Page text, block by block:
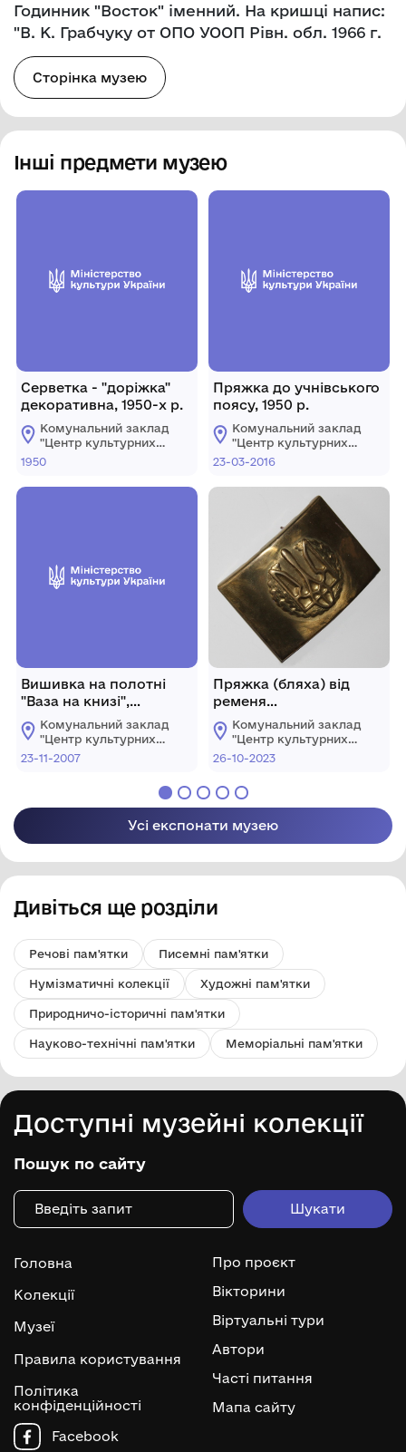
Годинник "Восток" іменний. На кришці напис:
"В. К. Грабчуку от ОПО УООП Рівн. обл. 1966 г.
Сторінка музею
Інші предмети музею
Серветка - "доріжка"
декоративна, 1950-х р.
Комунальний заклад
"Центр культурних
послуг"
міської ради
1950
Вишивка на полотні
"Ваза на книзі",
середина ХХ ст.
Комунальний заклад
"Центр культурних
послуг"
23-11-2007
Пряжка до учнівського
поясу, 1950 р.
Комунальний заклад
"Центр культурних
послуг"
міської ради
23-03-2016
Пряжка (бляха) від
ременя
військовослужбовця
ЗСУ .
Комунальний заклад
"Центр культурних
послуг"
26-10-2023
Усі експонати музею
Дивіться ще розділи
Речові пам'ятки Писемні пам'ятки
Нумізматичні колекції Художні пам'ятки
Природничо-історичні пам'ятки
Науково-технічні пам'ятки Меморіальні пам'ятки
Доступні музейні колекції
Пошук по сайту
Головна
Колекції
Музеї
Правила користування
Політика
конфіденційності
Про проєкт
Вікторини
Віртуальні тури
Автори
Часті питання
Мапа сайту
Facebook